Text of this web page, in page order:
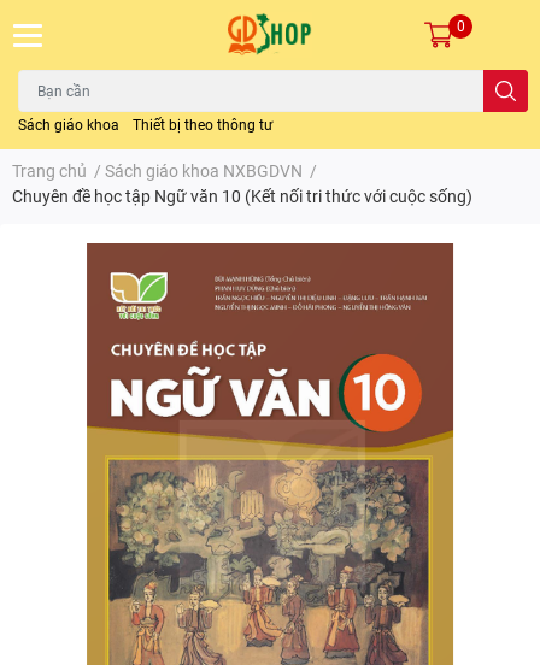
Sách giáo khoa Thiết bị theo thông tư
0
Trang chủ / Sách giáo khoa NXBGDVN /
Chuyên đề học tập Ngữ văn 10 (Kết nối tri thức với cuộc sống)